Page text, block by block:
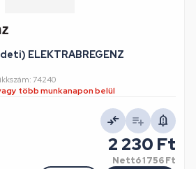
ELEKTRABREGENZ
74240
több munkanapon belül
2 230 Ft
Nettó1 756 Ft